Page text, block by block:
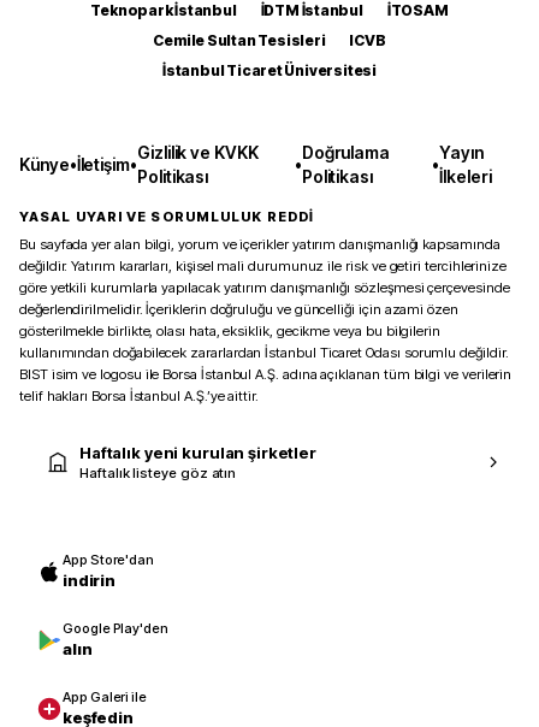
Teknopark İstanbul
İDTM İstanbul
İTOSAM
Cemile Sultan Tesisleri
ICVB
İstanbul Ticaret Üniversitesi
Künye•İletişim•
Gizlilik ve KVKK
Politikası
•
Doğrulama
Politikası
•
Yayın
İlkeleri
YASAL UYARI VE SORUMLULUK REDDİ
Bu sayfada yer alan bilgi, yorum ve içerikler yatırım danışmanlığı kapsamında
değildir. Yatırım kararları, kişisel mali durumunuz ile risk ve getiri tercihlerinize
göre yetkili kurumlarla yapılacak yatırım danışmanlığı sözleşmesi çerçevesinde
değerlendirilmelidir. İçeriklerin doğruluğu ve güncelliği için azami özen
gösterilmekle birlikte, olası hata, eksiklik, gecikme veya bu bilgilerin
kullanımından doğabilecek zararlardan İstanbul Ticaret Odası sorumlu değildir.
BIST isim ve logosu ile Borsa İstanbul A.Ş. adına açıklanan tüm bilgi ve verilerin
telif hakları Borsa İstanbul A.Ş.’ye aittir.
Haftalık yeni kurulan şirketler
Haftalık listeye göz atın
App Store'dan
indirin
Google Play'den
alın
App Galeri ile
keşfedin